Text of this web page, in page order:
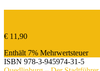
€ 11,90
Enthält 7% Mehrwertsteuer
ISBN 978-3-945974-31-5